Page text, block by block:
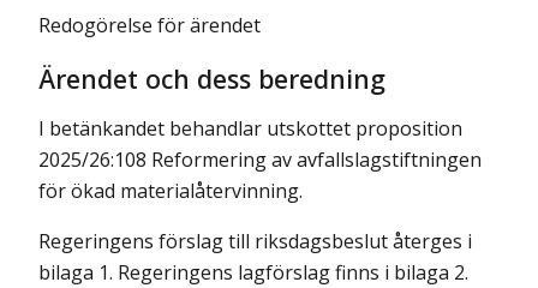
Redogörelse för ärendet
Ärendet och dess beredning
I betänkandet behandlar utskottet proposition
2025/26:108 Reformering av avfallslagstiftningen
för ökad materialåtervinning.
Regeringens förslag till riksdagsbeslut återges i
bilaga 1. Regeringens lagförslag finns i bilaga 2.